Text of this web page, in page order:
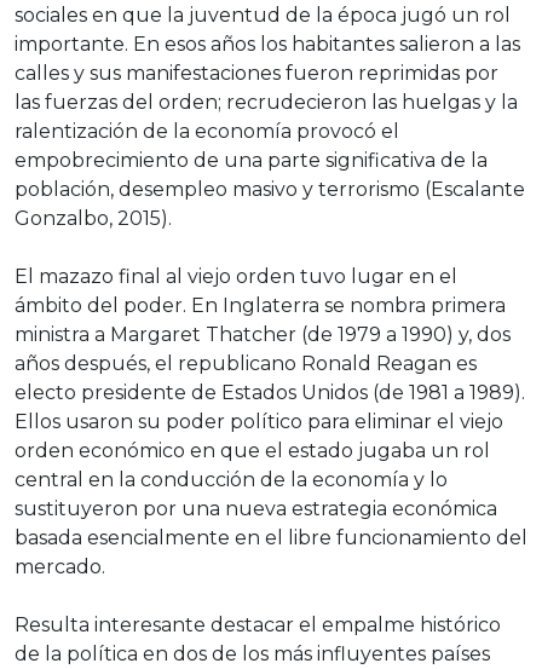
sociales en que la juventud de la época jugó un rol
importante. En esos años los habitantes salieron a las
calles y sus manifestaciones fueron reprimidas por
las fuerzas del orden; recrudecieron las huelgas y la
ralentización de la economía provocó el
empobrecimiento de una parte significativa de la
población, desempleo masivo y terrorismo (Escalante
Gonzalbo, 2015).
El mazazo final al viejo orden tuvo lugar en el
ámbito del poder. En Inglaterra se nombra primera
ministra a Margaret Thatcher (de 1979 a 1990) y, dos
años después, el republicano Ronald Reagan es
electo presidente de Estados Unidos (de 1981 a 1989).
Ellos usaron su poder político para eliminar el viejo
orden económico en que el estado jugaba un rol
central en la conducción de la economía y lo
sustituyeron por una nueva estrategia económica
basada esencialmente en el libre funcionamiento del
mercado.
Resulta interesante destacar el empalme histórico
de la política en dos de los más influyentes países